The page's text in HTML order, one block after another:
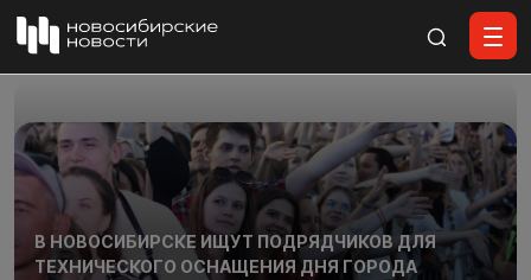
В НОВОСИБИРСКЕ ИЩУТ ПОДРЯДЧИКОВ ДЛЯ
ТЕХНИЧЕСКОГО ОСНАЩЕНИЯ ДНЯ ГОРОДА